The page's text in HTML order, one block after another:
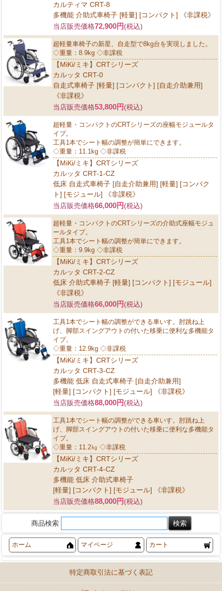
カルティマ CRT-8
多機能 介助式車椅子 [軽量] [コンパクト] 《非課税》
当店販売価格72,900円(税込)
超軽量車椅子の新星、自走型で8kg台を実現しました。
◇重量：8.9kg ◇非課税
【MiKi/ミキ】CRTシリーズ
カルッタ CRT-0
自走式車椅子 [軽量] [コンパクト] [自走介助兼用]
《非課税》
当店販売価格53,800円(税込)
超軽量・コンパクトのCRTシリーズの座幅モジュールタ
イプ。
工具1本でシート幅の調整が簡単にできます。
◇重量：11.1kg ◇非課税
【MiKi/ミキ】CRTシリーズ
カルッタ CRT-1-CZ
低床 自走式車椅子 [自走介助兼用] [軽量] [コンパク
ト] [モジュール] 《非課税》
当店販売価格66,000円(税込)
超軽量・コンパクトのCRTシリーズの介助式座幅モジュ
ールタイプ。
工具1本でシート幅の調整が簡単にできます。
◇重量：9.9kg ◇非課税
【MiKi/ミキ】CRTシリーズ
カルッタ CRT-2-CZ
低床 介助式車椅子 [軽量] [コンパクト] [モジュール]
《非課税》
当店販売価格66,000円(税込)
工具1本でシート幅の調整ができる車いす。肘跳ね上
げ、脚部スイングアウトの付いた移乗に便利な多機能タ
イプ。
◇重量：12.9kg ◇非課税
【MiKi/ミキ】CRTシリーズ
カルッタ CRT-3-CZ
多機能 低床 自走式車椅子 [自走介助兼用]
[軽量] [コンパクト] [モジュール] 《非課税》
当店販売価格88,000円(税込)
工具1本でシート幅の調整ができる車いす。肘跳ね上
げ、脚部スイングアウトの付いた移乗に便利な多機能タ
イプ。
◇重量：11.2㎏ ◇非課税
【MiKi/ミキ】CRTシリーズ
カルッタ CRT-4-CZ
多機能 低床 介助式車椅子
[軽量] [コンパクト] [モジュール] 《非課税》
当店販売価格88,000円(税込)
商品検索
ホーム マイページ カート
特定商取引法に基づく表記